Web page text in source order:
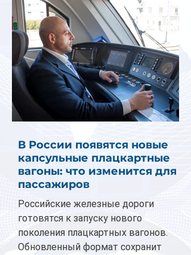
В России появятся новые
капсульные плацкартные
вагоны: что изменится для
пассажиров
Российские железные дороги
готовятся к запуску нового
поколения плацкартных вагонов.
Обновленный формат сохранит